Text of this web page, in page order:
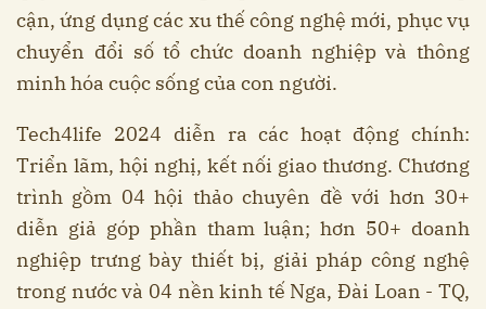
cận, ứng dụng các xu thế công nghệ mới, phục vụ
chuyển đổi số tổ chức doanh nghiệp và thông
minh hóa cuộc sống của con người.
Tech4life 2024 diễn ra các hoạt động chính:
Triển lãm, hội nghị, kết nối giao thương. Chương
trình gồm 04 hội thảo chuyên đề với hơn 30+
diễn giả góp phần tham luận; hơn 50+ doanh
nghiệp trưng bày thiết bị, giải pháp công nghệ
trong nước và 04 nền kinh tế Nga, Đài Loan - TQ,